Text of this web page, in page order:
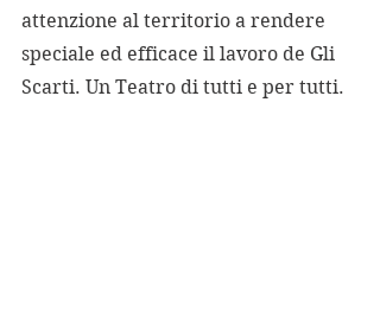
attenzione al territorio a rendere
speciale ed efficace il lavoro de Gli
Scarti. Un Teatro di tutti e per tutti.